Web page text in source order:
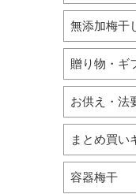
無添加梅干
贈り物・ギ
お供え・法
まとめ買い
容器梅干